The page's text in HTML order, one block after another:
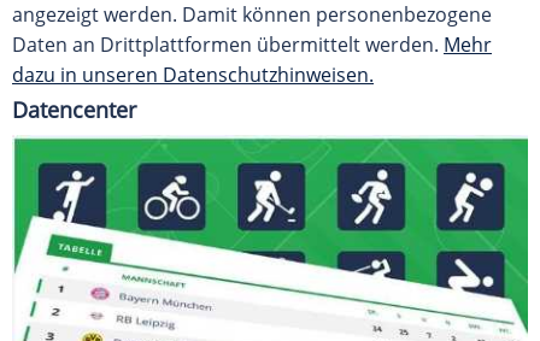
angezeigt werden. Damit können personenbezogene
Daten an Drittplattformen übermittelt werden. Mehr
dazu in unseren Datenschutzhinweisen.
Datencenter